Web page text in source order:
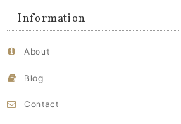
Information
About
Blog
Contact